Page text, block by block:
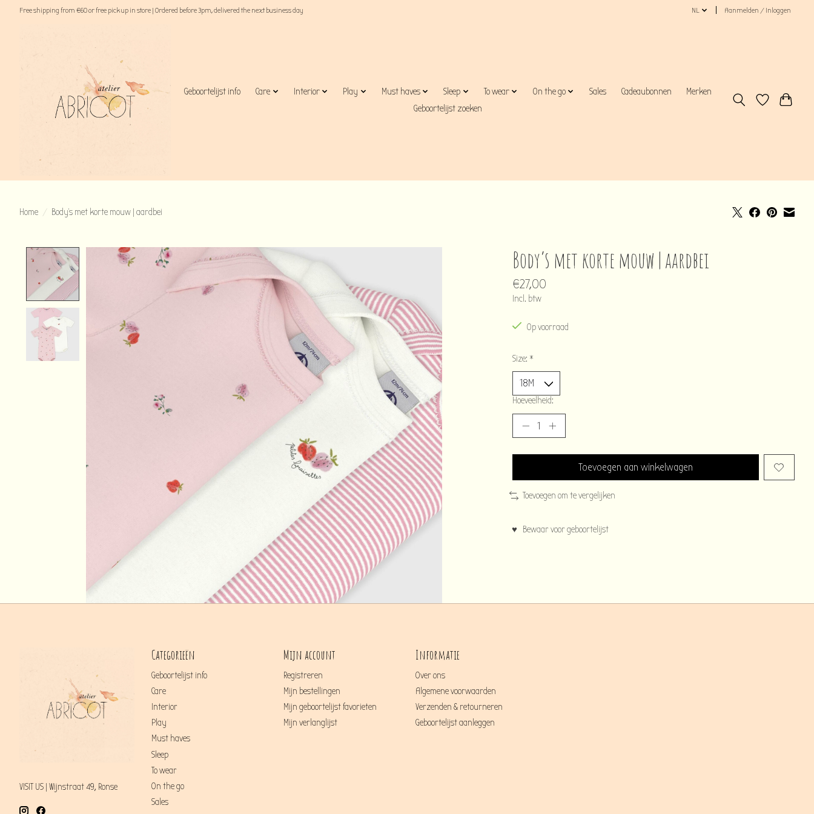
Free shipping from €60 or free pick up in store | Ordered before 3pm, delivered the next business day NL Aanmelden / Inloggen
Geboortelijst info Care Interior Play Must haves Sleep To wear On the go Sales Cadeaubonnen
Merken
Geboortelijst zoeken
Home / Body’s met korte mouw | aardbei
Product image slideshow Items Body’s met korte mouw | aardbei
€27,00
Incl. btw
Op voorraad
Size: *
Hoeveelheid:
Toevoegen aan winkelwagen
Toevoegen om te vergelijken
♥ Bewaar voor geboortelijst
VISIT US | Wijnstraat 49, Ronse
Categorieën
Geboortelijst info
Care
Interior
Play
Must haves
Sleep
To wear
On the go
Sales
Mijn account
Registreren
Mijn bestellingen
Mijn geboortelijst favorieten
Mijn verlanglijst
Informatie
Over ons
Algemene voorwaarden
Verzenden & retourneren
Geboortelijst aanleggen